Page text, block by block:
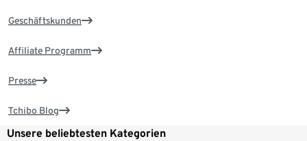
Geschäftskunden
Affiliate Programm
Presse
Tchibo Blog
Unsere beliebtesten Kategorien